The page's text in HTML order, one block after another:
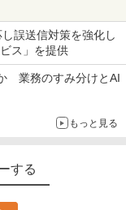
誤送信対策を強化し
ス」を提供
業務のすみ分けとAI
もっと見る
する